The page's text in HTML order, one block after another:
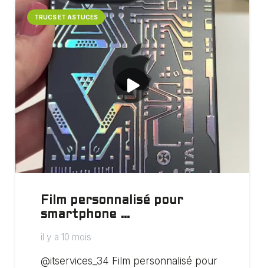
TRUCS ET ASTUCES
Film personnalisé pour
smartphone …
il y a 10 mois
@itservices_34 Film personnalisé pour